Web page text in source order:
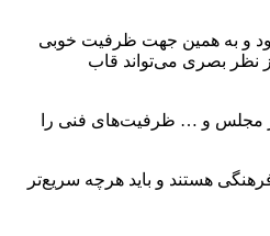
و به همین جهت ظرفیت خوبی
برای همکاری‌های بین‌المللی دارند. برای مثال در پروژه سریال «حضرت موسی (ع)» از استودیوی تولید مجازی استفاده می‌شود که هم به کاهش هزینه‌ها کمک می‌کند و هم از نظر بصری می‌‎تواند قاب
و تلویزیونی، راه‌اندازی ۲۰۰ کانال محلی برای انتخابات اخیر مجلس و … ظرفیت‌های فنی را
مشترک خبر داد و تأکید کرد: مردم ۲ کشور خواهان افزایش تعاملات فرهنگی هستند و باید هرچه سریع‌تر